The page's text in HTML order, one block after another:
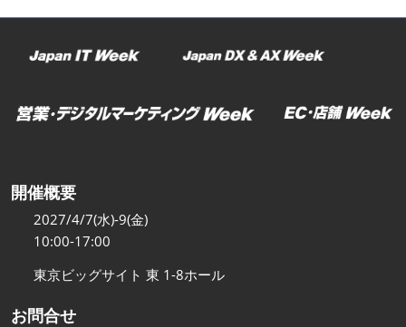
む
開催概要
2027/4/7(水)-9(金)
10:00-17:00
東京ビッグサイト 東 1-8ホール
お問合せ